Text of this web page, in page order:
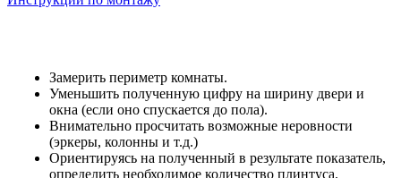
Замерить периметр комнаты.
Уменьшить полученную цифру на ширину двери и
окна (если оно спускается до пола).
Внимательно просчитать возможные неровности
(эркеры, колонны и т.д.)
Ориентируясь на полученный в результате показатель,
определить необходимое количество плинтуса.